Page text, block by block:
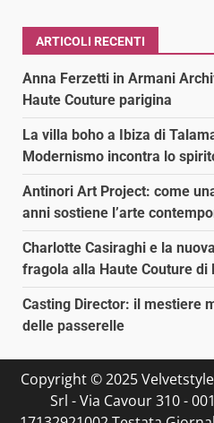
ARTICOLI RECENTI
Anna Ferzetti in Armani
Haute Couture parigina
La villa boho a Ibiza di
Modernismo incontra lo
Antinori Art Project: come
anni sostiene l’arte
Charlotte Casiraghi e la
fragola alla Haute Couture di
Casting Director: il mestiere
delle passerelle
Copyright © 2025
Srl - Via Cavour 310 -